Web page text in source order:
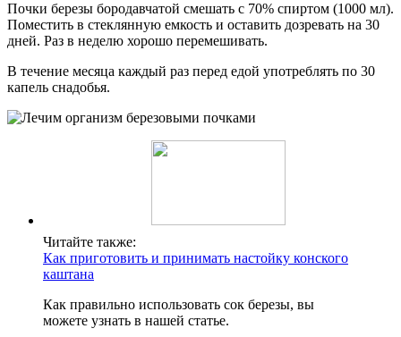
Почки березы бородавчатой смешать с 70% спиртом (1000 мл).
Поместить в стеклянную емкость и оставить дозревать на 30
дней. Раз в неделю хорошо перемешивать.
В течение месяца каждый раз перед едой употреблять по 30
капель снадобья.
Читайте также:
Как приготовить и принимать настойку конского
каштана
Как правильно использовать сок березы, вы
можете узнать в нашей статье.